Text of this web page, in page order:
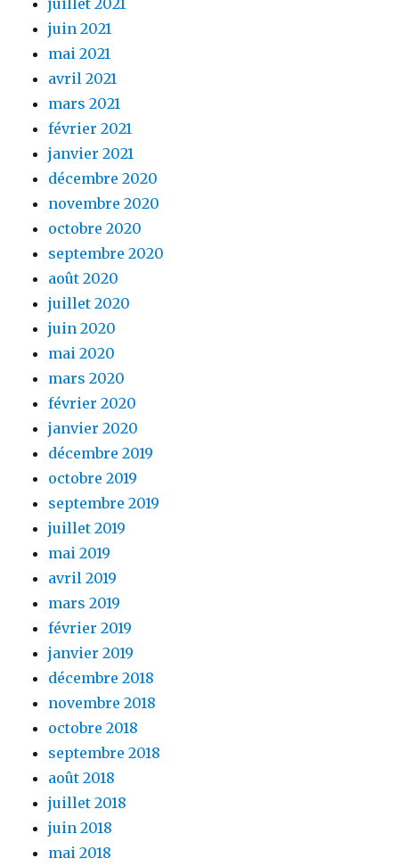
juin 2021
mai 2021
avril 2021
mars 2021
février 2021
janvier 2021
décembre 2020
novembre 2020
octobre 2020
septembre 2020
août 2020
juillet 2020
juin 2020
mai 2020
mars 2020
février 2020
janvier 2020
décembre 2019
octobre 2019
septembre 2019
juillet 2019
mai 2019
avril 2019
mars 2019
février 2019
janvier 2019
décembre 2018
novembre 2018
octobre 2018
septembre 2018
août 2018
juillet 2018
juin 2018
mai 2018